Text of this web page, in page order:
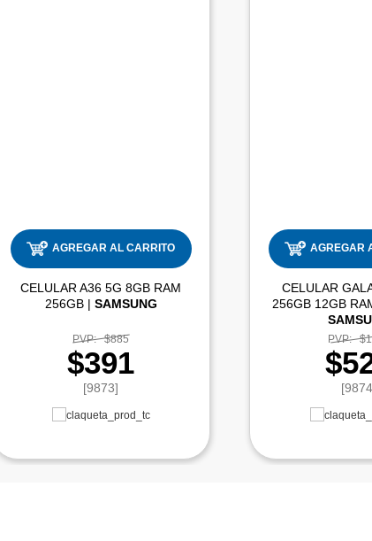
AGREGAR AL CARRITO
CELULAR A36 5G 8GB RAM
256GB | SAMSUNG
PVP: $885
$391
[9873]
AGREGAR
CELULAR
PVP: